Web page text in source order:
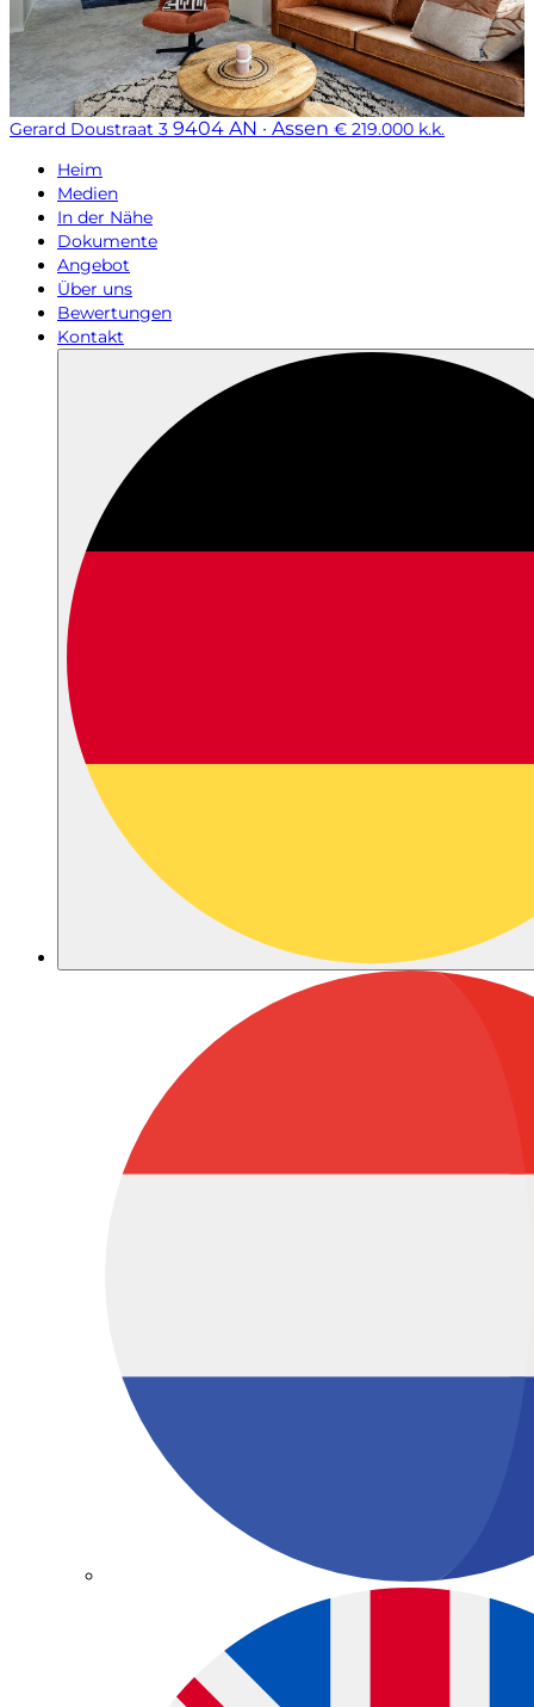
Gerard Doustraat 3 9404 AN · Assen € 219.000 k.k.
Heim
Medien
In der Nähe
Dokumente
Angebot
Über uns
Bewertungen
Kontakt